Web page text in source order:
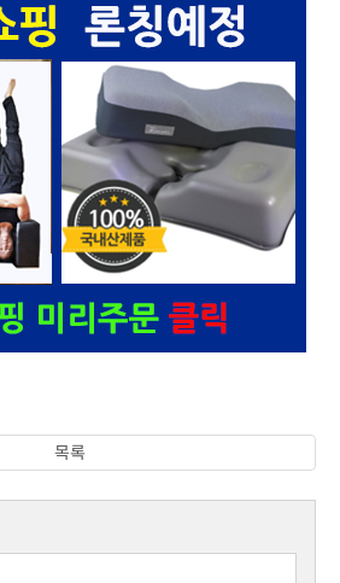
목록